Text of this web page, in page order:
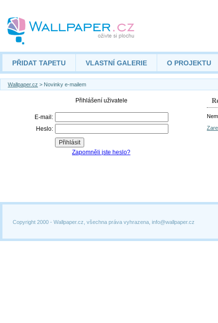
PŘIDAT TAPETU VLASTNÍ GALERIE O PROJEKTU
Wallpaper.cz > Novinky e-mailem
Copyright 2000 - Wallpaper.cz, všechna práva vyhrazena, info@wallpaper.cz